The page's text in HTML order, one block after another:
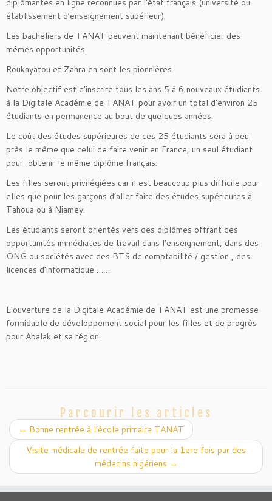
diplômantes en ligne reconnues par l’état français (université ou
établissement d’enseignement supérieur).
Les bacheliers de TANAT peuvent maintenant bénéficier des
mêmes opportunités.
Roukayatou et Zahra en sont les pionnières.
Notre objectif est d’inscrire tous les ans 5 à 6 nouveaux étudiants
à la Digitale Académie de TANAT pour avoir un total d’environ 25
étudiants en permanence au bout de quelques années.
Le coût des études supérieures de ces 25 étudiants sera à peu
près le même que celui de faire venir en France, un seul étudiant
pour obtenir le même diplôme français.
Les filles seront privilégiées car il est beaucoup plus difficile pour
elles que pour les garçons d’aller faire des études supérieures à
Tahoua ou à Niamey.
Les étudiants seront orientés vers des diplômes offrant des
opportunités immédiates de travail dans l’enseignement, dans des
ONG ou sociétés avec des BTS de comptabilité / gestion , des
licences d’informatique ……
L’ouverture de la Digitale Académie de TANAT est une promesse
formidable de développement social pour les filles et de progrès
pour Abalak et sa région.
Parcourir les articles
← Bonne rentrée à l’école primaire TANAT
Visite médicale de rentrée faite pour la 1ere fois par des
médecins nigériens →